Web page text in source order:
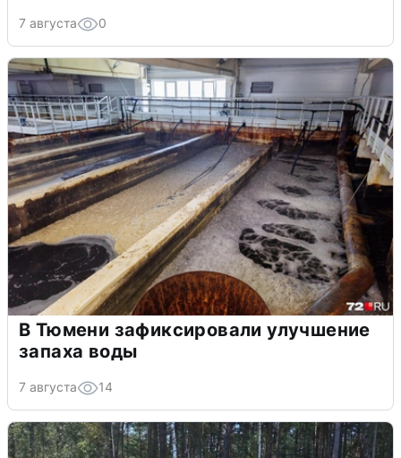
7 августа 0
В Тюмени зафиксировали улучшение
запаха воды
7 августа 14